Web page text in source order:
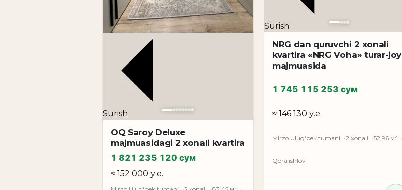
Surish
OQ Saroy Deluxe
majmuasidagi 2 xonali kvartira
1 821 235 120 сум
≈ 152 000 у.е.
Surish
NRG dan quruvchi 2 xonali
kvartira «NRG Voha» turar-joy
majmuasida
1 745 115 253 сум
≈ 146 130 у.е.
Mirzo Ulug‘bek tumani 2 xonali 52,96 м²
Qora ishlov